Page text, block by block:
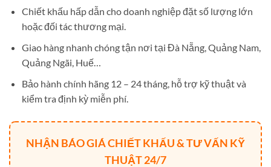
Chiết khấu hấp dẫn cho doanh nghiệp đặt số lượng lớn
hoặc đối tác thương mại.
Giao hàng nhanh chóng tận nơi tại Đà Nẵng, Quảng Nam,
Quảng Ngãi, Huế…
Bảo hành chính hãng 12 – 24 tháng, hỗ trợ kỹ thuật và
kiểm tra định kỳ miễn phí.
NHẬN BÁO GIÁ CHIẾT KHẤU & TƯ VẤN KỸ
THUẬT 24/7